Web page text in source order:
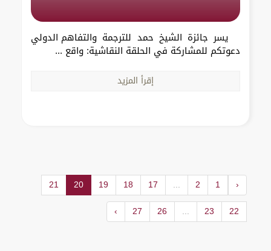
يسر جائزة الشيخ حمد للترجمة والتفاهم الدولي
دعوتكم للمشاركة في الحلقة النقاشية: واقع ...
إقرأ المزيد
‹
1
2
...
17
18
19
20
21
22
23
...
26
27
›